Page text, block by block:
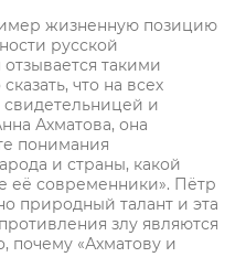
жизненную позицию
русской
такими
что на всех
свидетельницей и
Ахматова, она
понимания
и страны, какой
её современники». Пётр
природный талант и эта
злу являются
почему «Ахматову и